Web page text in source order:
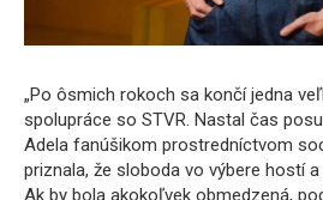
„Po ôsmich rokoch sa končí jedna
spolupráce so STVR. Nastal čas
Adela fanúšikom prostredníctvom
priznala, že sloboda vo výbere hostí
Ak by bola akokoľvek obmedzená,